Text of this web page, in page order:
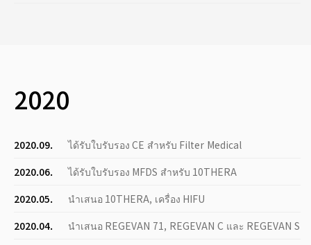
2020
2020.09.
ได้รับใบรับรอง CE สำหรับ Filter Medical
2020.06.
ได้รับใบรับรอง MFDS สำหรับ 10THERA
2020.05.
นำเสนอ 10THERA, เครื่อง HIFU
2020.04.
นำเสนอ REGEVAN 71, REGEVAN C และ REGEVAN S